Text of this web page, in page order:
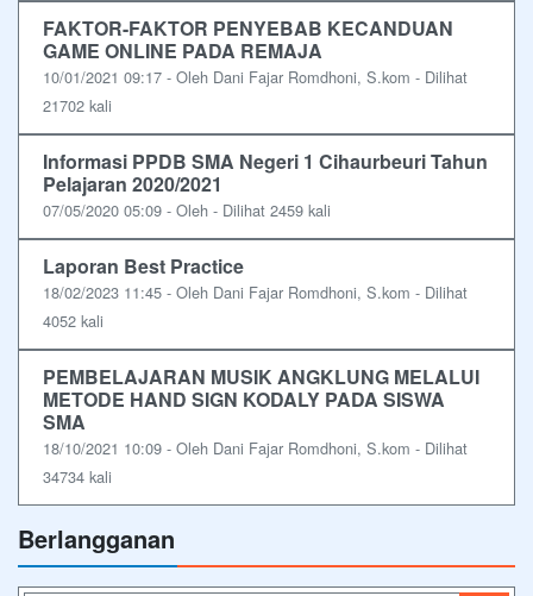
FAKTOR-FAKTOR PENYEBAB KECANDUAN
GAME ONLINE PADA REMAJA
10/01/2021 09:17 - Oleh Dani Fajar Romdhoni, S.kom - Dilihat
21702 kali
Informasi PPDB SMA Negeri 1 Cihaurbeuri Tahun
Pelajaran 2020/2021
07/05/2020 05:09 - Oleh - Dilihat 2459 kali
Laporan Best Practice
18/02/2023 11:45 - Oleh Dani Fajar Romdhoni, S.kom - Dilihat
4052 kali
PEMBELAJARAN MUSIK ANGKLUNG MELALUI
METODE HAND SIGN KODALY PADA SISWA
SMA
18/10/2021 10:09 - Oleh Dani Fajar Romdhoni, S.kom - Dilihat
34734 kali
Berlangganan